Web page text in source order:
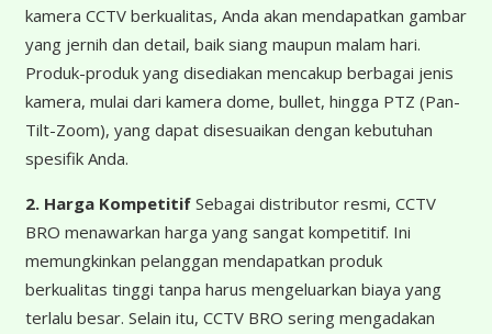
kamera CCTV berkualitas, Anda akan mendapatkan gambar
yang jernih dan detail, baik siang maupun malam hari.
Produk-produk yang disediakan mencakup berbagai jenis
kamera, mulai dari kamera dome, bullet, hingga PTZ (Pan-
Tilt-Zoom), yang dapat disesuaikan dengan kebutuhan
spesifik Anda.
2. Harga KompetitifSebagai distributor resmi, CCTV
BRO menawarkan harga yang sangat kompetitif. Ini
memungkinkan pelanggan mendapatkan produk
berkualitas tinggi tanpa harus mengeluarkan biaya yang
terlalu besar. Selain itu, CCTV BRO sering mengadakan